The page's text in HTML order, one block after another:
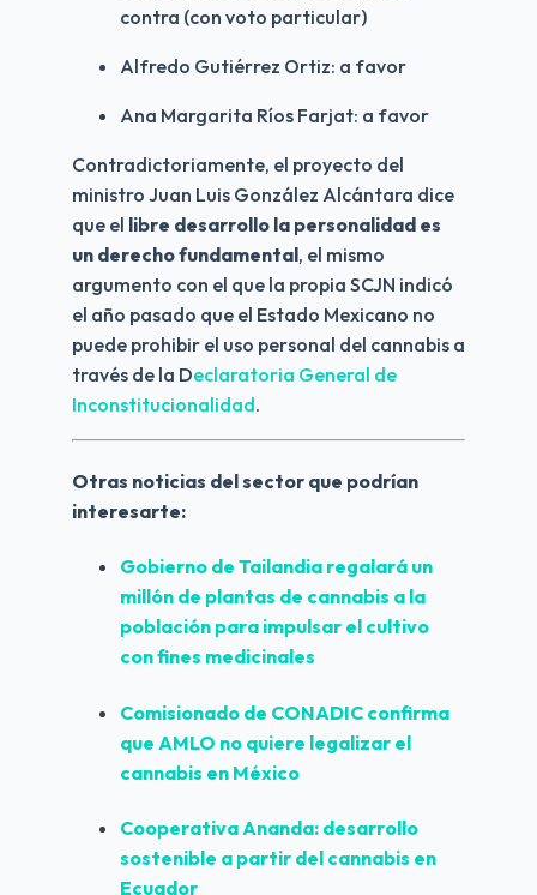
contra (con voto particular)
Alfredo Gutiérrez Ortiz: a favor
Ana Margarita Ríos Farjat: a favor
Contradictoriamente, el proyecto del
ministro Juan Luis González Alcántara dice
que el libre desarrollo la personalidad es
un derecho fundamental, el mismo
argumento con el que la propia SCJN indicó
el año pasado que el Estado Mexicano no
puede prohibir el uso personal del cannabis a
través de la Declaratoria General de
Inconstitucionalidad.
Otras noticias del sector que podrían
interesarte:
Gobierno de Tailandia regalará un
millón de plantas de cannabis a la
población para impulsar el cultivo
con fines medicinales
Comisionado de CONADIC confirma
que AMLO no quiere legalizar el
cannabis en México
Cooperativa Ananda: desarrollo
sostenible a partir del cannabis en
Ecuador